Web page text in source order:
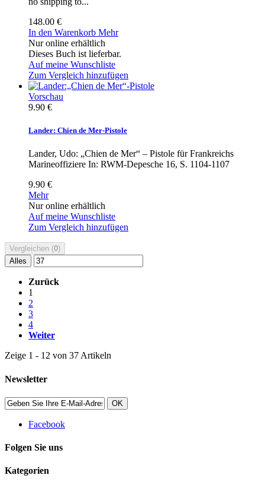
148.00 €
In den Warenkorb Mehr
Nur online erhältlich
Dieses Buch ist lieferbar.
Auf meine Wunschliste
Zum Vergleich hinzufügen
Vorschau
9.90 €
Lander: Chien de Mer-Pistole
Lander, Udo: „Chien de Mer“ – Pistole für Frankreichs
Marineoffiziere In: RWM-Depesche 16, S. 1104-1107
9.90 €
Mehr
Nur online erhältlich
Auf meine Wunschliste
Zum Vergleich hinzufügen
Vergleichen (0)
Alles
Zurück
1
2
3
4
Weiter
Zeige 1 - 12 von 37 Artikeln
Newsletter
OK
Facebook
Folgen Sie uns
Kategorien